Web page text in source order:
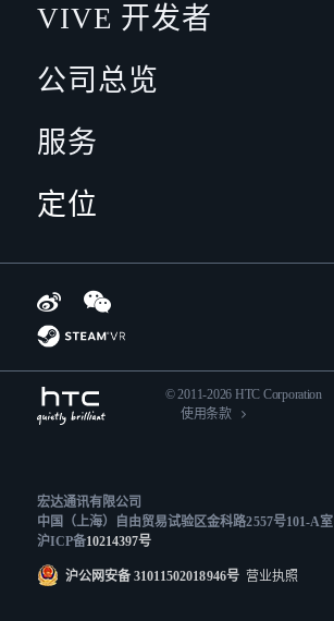
VIVE 开发者
公司总览
服务
定位
© 2011-2026 HTC Corporation
使用条款
宏达通讯有限公司
中国（上海）自由贸易试验区金科路2557号101-A室
沪ICP备10214397号
沪公网安备 31011502018946号营业执照